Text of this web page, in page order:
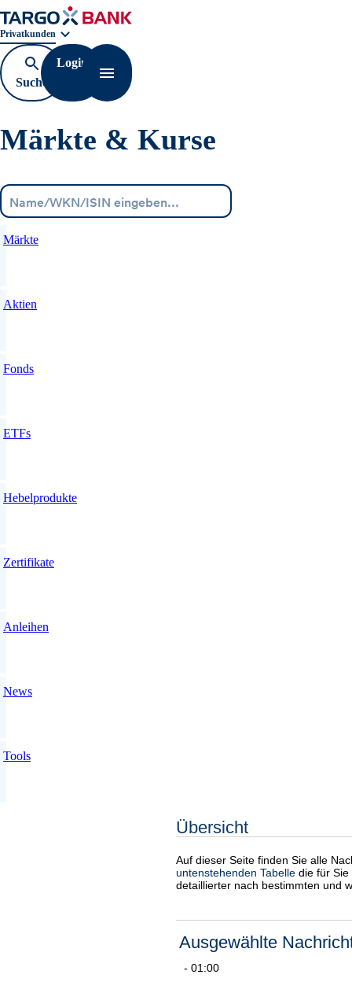
Geschäftsbereichnavigation. Aktuelle Auswahl:
Privatkunden
Suche
öffnen
Login
Navigation öffnen
Märkte & Kurse
Märkte
Aktien
Fonds
ETFs
Hebelprodukte
Zertifikate
Anleihen
News
Tools
Übersicht
Auf dieser Seite finden Sie alle
untenstehenden Tabelle die für
detaillierter nach bestimmten und
Ausgewählte
- 01:00